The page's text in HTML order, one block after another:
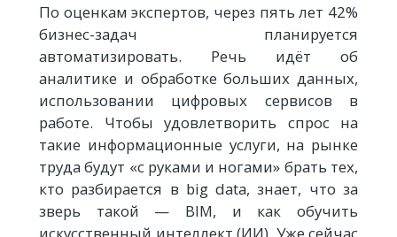
По оценкам экспертов, через пять лет 42%
бизнес-задач планируется
автоматизировать. Речь идёт об
аналитике и обработке больших данных,
использовании цифровых сервисов в
работе. Чтобы удовлетворить спрос на
такие информационные услуги, на рынке
труда будут «с руками и ногами» брать тех,
кто разбирается в big data, знает, что за
зверь такой — BIM, и как обучить
искусственный интеллект (ИИ). Уже сейчас